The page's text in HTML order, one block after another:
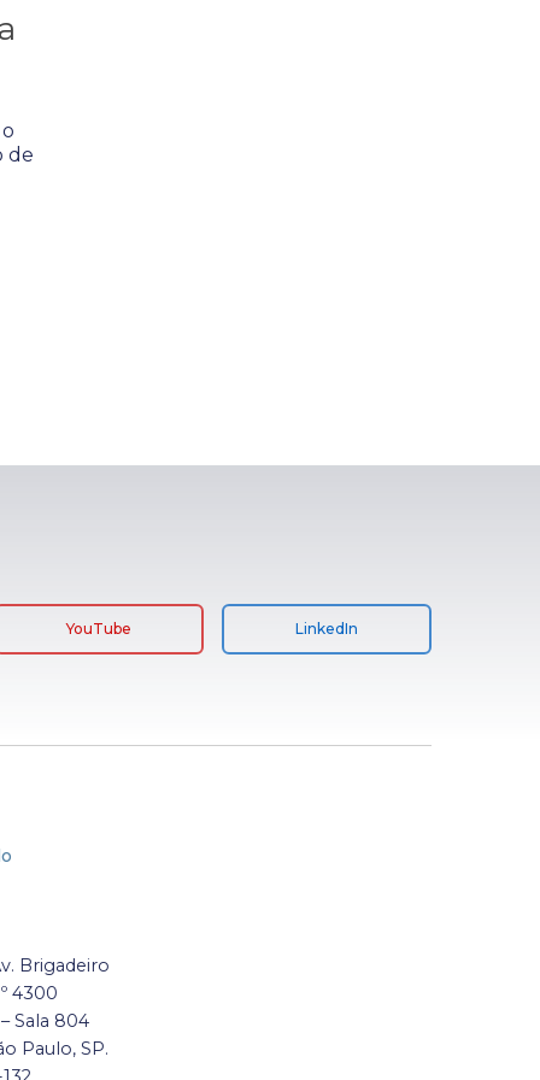
de
YouTube LinkedIn
Brigadeiro
4300
Sala 804
Paulo, SP.